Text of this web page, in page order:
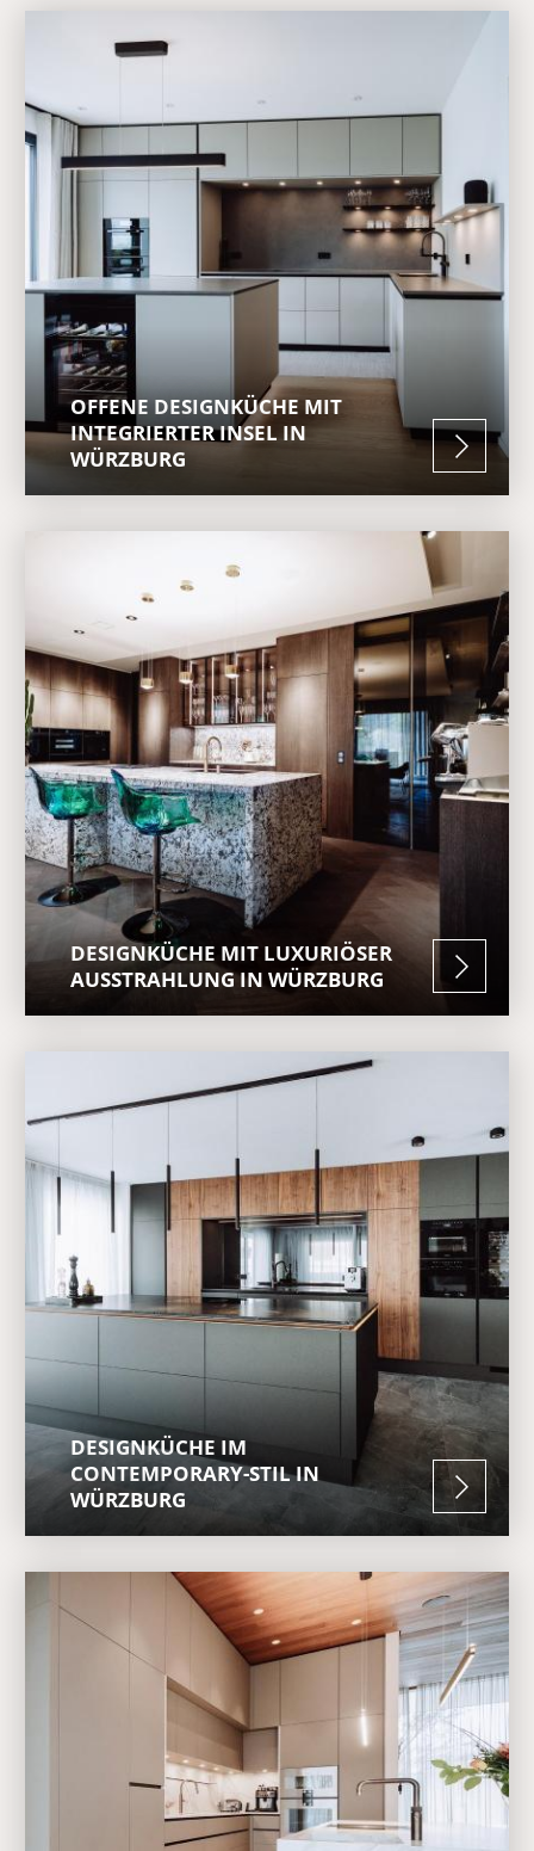
Kundenstimmen
NEWS & EVENTS
KONTAKT
IMPRESSUM
DATENSCHUTZ
OFFENE DESIGNKÜCHE MIT
INTEGRIERTER INSEL IN
WÜRZBURG
DESIGNKÜCHE MIT LUXURIÖSER
AUSSTRAHLUNG IN WÜRZBURG
DESIGNKÜCHE IM
CONTEMPORARY-STIL IN
WÜRZBURG